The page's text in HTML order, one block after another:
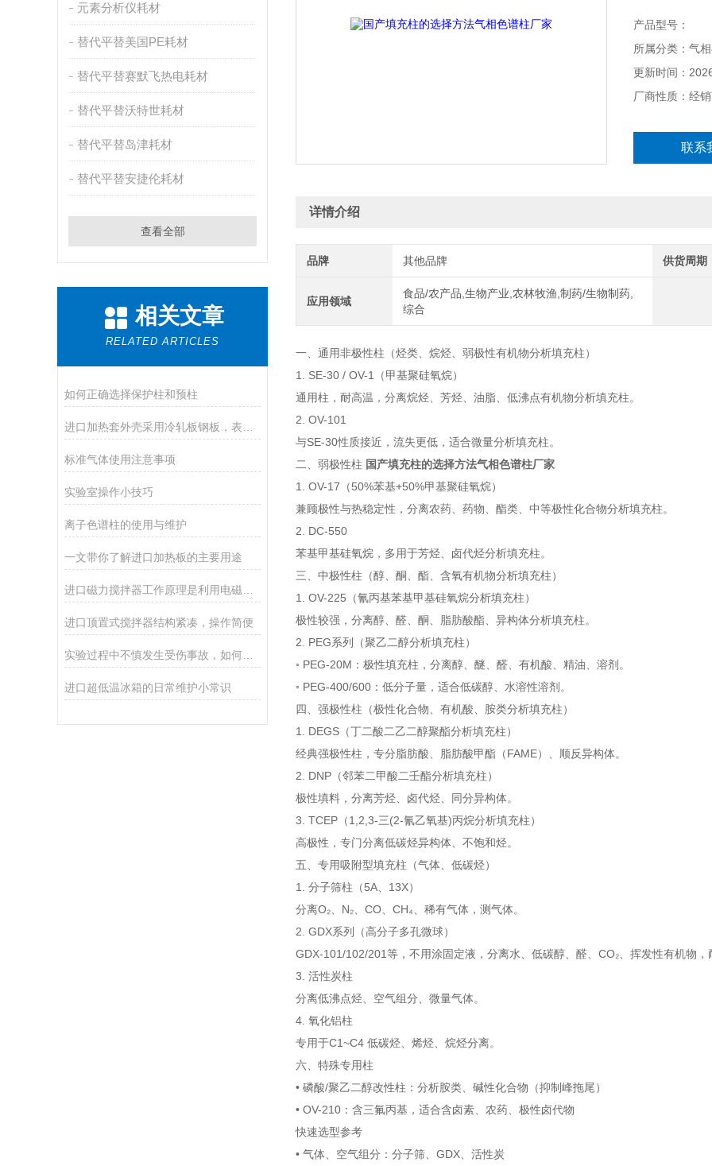
元素分析仪耗材
替代平替美国PE耗材
替代平替赛默飞热电耗材
替代平替沃特世耗材
替代平替岛津耗材
替代平替安捷伦耗材
查看全部
相关文章
RELATED ARTICLES
如何正确选择保护柱和预柱
标准气体使用注意事项
实验室操作小技巧
离子色谱柱的使用与维护
一文带你了解进口加热板的主要用途
进口磁力搅拌器工作原理是利用电磁感应原理
进口顶置式搅拌器结构紧凑，操作简便
实验过程中不慎发生受伤事故，如何急救
进口超低温冰箱的日常维护小常识
产品型号：
所属分类：气
更新时间：
厂商性质：经
联系
详情介绍
品牌 其他品牌 供货周期
应用领域
食品/农产品,生物产业,农林牧渔,制药/生物制药,
综合
一、通用非极性柱（烃类、烷烃、弱极性有机物分析填充柱）
1. SE-30 / OV-1（甲基聚硅氧烷）
通用柱，耐高温，分离烷烃、芳烃、油脂、低沸点有机物分析填充柱。
2. OV-101
与SE-30性质接近，流失更低，适合微量分析填充柱。
二、弱极性柱 国产填充柱的选择方法气相色谱柱厂家
1. OV-17（50%苯基+50%甲基聚硅氧烷）
兼顾极性与热稳定性，分离农药、药物、酯类、中等极性化合物分析填充柱。
2. DC-550
苯基甲基硅氧烷，多用于芳烃、卤代烃分析填充柱。
三、中极性柱（醇、酮、酯、含氧有机物分析填充柱）
1. OV-225（氰丙基苯基甲基硅氧烷分析填充柱）
极性较强，分离醇、醛、酮、脂肪酸酯、异构体分析填充柱。
2. PEG系列（聚乙二醇分析填充柱）
◦ PEG-20M：极性填充柱，分离醇、醚、醛、有机酸、精油、溶剂。
◦ PEG-400/600：低分子量，适合低碳醇、水溶性溶剂。
四、强极性柱（极性化合物、有机酸、胺类分析填充柱）
1. DEGS（丁二酸二乙二醇聚酯分析填充柱）
经典强极性柱，专分脂肪酸、脂肪酸甲酯（FAME）、顺反异构体。
2. DNP（邻苯二甲酸二壬酯分析填充柱）
极性填料，分离芳烃、卤代烃、同分异构体。
3. TCEP（1,2,3-三(2-氰乙氧基)丙烷分析填充柱）
高极性，专门分离低碳烃异构体、不饱和烃。
五、专用吸附型填充柱（气体、低碳烃）
1. 分子筛柱（5A、13X）
分离O₂、N₂、CO、CH₄、稀有气体，测气体。
2. GDX系列（高分子多孔微球）
GDX-101/102/201等，不用涂固定液，分离水、低碳醇、醛、CO₂、挥发性有机物，
3. 活性炭柱
分离低沸点烃、空气组分、微量气体。
4. 氧化铝柱
专用于C1~C4 低碳烃、烯烃、烷烃分离。
六、特殊专用柱
• 磷酸/聚乙二醇改性柱：分析胺类、碱性化合物（抑制峰拖尾）
• OV-210：含三氟丙基，适合含卤素、农药、极性卤代物
快速选型参考
• 气体、空气组分：分子筛、GDX、活性炭